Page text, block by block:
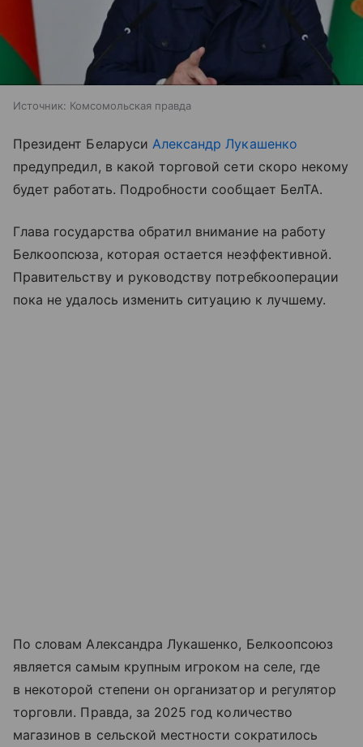
Источник: Комсомольская правда
Президент Беларуси Александр Лукашенко
предупредил, в какой торговой сети скоро некому
будет работать. Подробности сообщает БелТА.
Глава государства обратил внимание на работу
Белкоопсюза, которая остается неэффективной.
Правительству и руководству потребкооперации
пока не удалось изменить ситуацию к лучшему.
По словам Александра Лукашенко, Белкоопсоюз
является самым крупным игроком на селе, где
в некоторой степени он организатор и регулятор
торговли. Правда, за 2025 год количество
магазинов в сельской местности сократилось